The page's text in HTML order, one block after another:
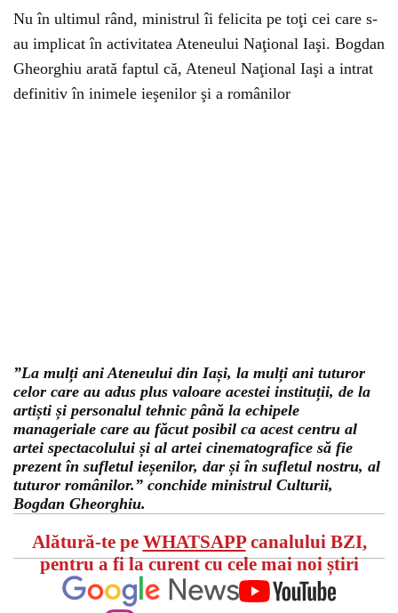
Nu în ultimul rând, ministrul îi felicita pe toţi cei care s-
au implicat în activitatea Ateneului Naţional Iaşi. Bogdan
Gheorghiu arată faptul că, Ateneul Naţional Iaşi a intrat
definitiv în inimele ieşenilor şi a românilor
”La mulți ani Ateneului din Iași, la mulți ani tuturor
celor care au adus plus valoare acestei instituții, de la
artiști și personalul tehnic până la echipele
manageriale care au făcut posibil ca acest centru al
artei spectacolului și al artei cinematografice să fie
prezent în sufletul ieșenilor, dar și în sufletul nostru, al
tuturor românilor.” conchide ministrul Culturii,
Bogdan Gheorghiu.
Alătură-te pe WHATSAPPcanalului BZI,
pentru a fi la curent cu cele mai noi știri